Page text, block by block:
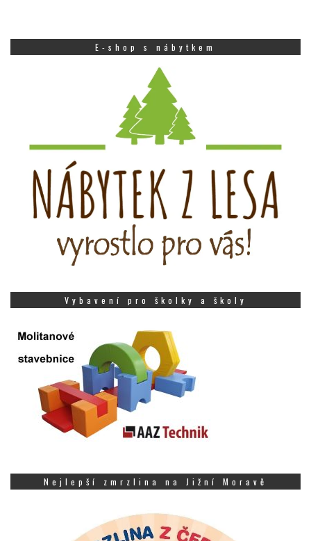
E-shop s nábytkem
Vybavení pro školky a školy
Nejlepší zmrzlina na Jižní Moravě